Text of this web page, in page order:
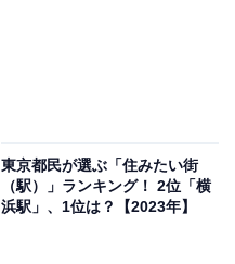
東京都民が選ぶ「住みたい街
（駅）」ランキング！ 2位「横
浜駅」、1位は？【2023年】